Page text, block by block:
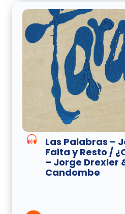
Las Palabras –
Falta y Resto /
– Jorge Drexler
Candombe